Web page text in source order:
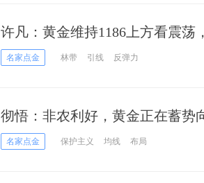
许凡：黄金维持1186上方看震荡
名家点金 林带 引线 反弹力
彻悟：非农利好，黄金正在蓄势
名家点金 保护主义 均线 布局